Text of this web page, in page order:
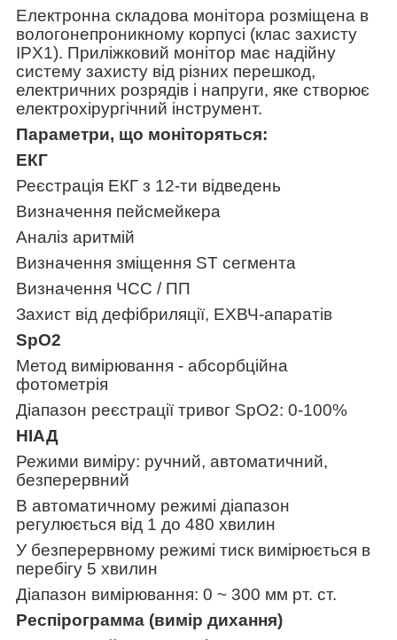
Електронна складова монітора розміщена в
вологонепроникному корпусі (клас захисту
IPX1). Приліжковий монітор має надійну
систему захисту від різних перешкод,
електричних розрядів і напруги, яке створює
електрохірургічний інструмент.
Параметри, що моніторяться:
ЕКГ
Реєстрація ЕКГ з 12-ти відведень
Визначення пейсмейкера
Аналіз аритмій
Визначення зміщення ST сегмента
Визначення ЧСС / ПП
Захист від дефібриляції, ЕХВЧ-апаратів
SpO2
Метод вимірювання - абсорбційна
фотометрія
Діапазон реєстрації тривог SpO2: 0-100%
НІАД
Режими виміру: ручний, автоматичний,
безперервний
В автоматичному режимі діапазон
регулюється від 1 до 480 хвилин
У безперервному режимі тиск вимірюється в
перебігу 5 хвилин
Діапазон вимірювання: 0 ~ 300 мм рт. ст.
Респірограмма (вимір дихання)